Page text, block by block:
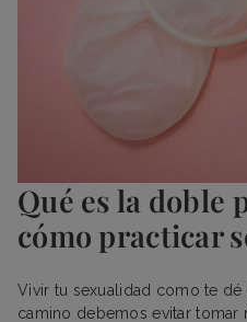
Qué es la doble
cómo practicar
Vivir tu sexualidad como te dé
camino debemos evitar